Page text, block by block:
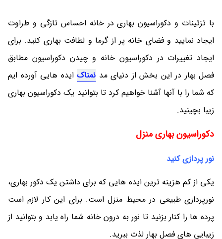
با تزئینات و دکوراسیون بهاری در خانه احساس تازگی و طراوت
ایجاد نمایید و فضای خانه پر از گرما و لطافت بهاری کنید. برای
ایجاد تغییرات در دکوراسیون خانه و چیدن دکوراسیون مطابق
فصل بهار در این بخش از دنیای مد نمناک ایده هایی آورده ایم
که شما را با آنها آشنا خواهیم کرد تا بتوانید یک دکوراسیون بهاری
زیبا بچینید.
دکوراسیون بهاری منزل
نور پردازی کنید
یکی از کم هزینه ترین ایده هایی که برای داشتن یک دکور بهاری،
نورپردازی طبیعی در محیط منزل است. برای این کار لازم است
پرده ها را کنار بزنید تا نور به درون خانه شما راه یابد و بتوانید از
زیبایی های فصل بهار لذت ببرید.